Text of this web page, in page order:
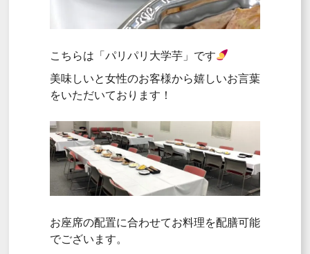
こちらは「パリパリ大学芋」です
美味しいと女性のお客様から嬉しいお言葉
をいただいております！
お座席の配置に合わせてお料理を配膳可能
でございます。